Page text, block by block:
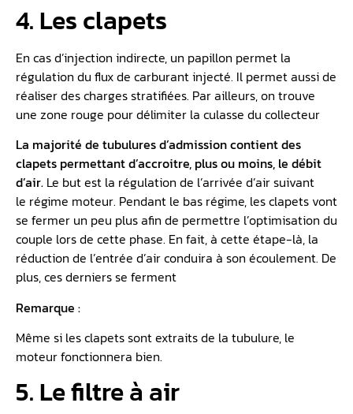
4. Les clapets
En cas d’injection indirecte, un papillon permet la
régulation du flux de carburant injecté. Il permet aussi de
réaliser des charges stratifiées. Par ailleurs, on trouve
une zone rouge pour délimiter la culasse du collecteur
La majorité de tubulures d’admission contient des
clapets permettant d’accroitre, plus ou moins, le débit
d’air. Le but est la régulation de l’arrivée d’air suivant
le régime moteur. Pendant le bas régime, les clapets vont
se fermer un peu plus afin de permettre l’optimisation du
couple lors de cette phase. En fait, à cette étape-là, la
réduction de l’entrée d’air conduira à son écoulement. De
plus, ces derniers se ferment
Remarque :
Même si les clapets sont extraits de la tubulure, le
moteur fonctionnera bien.
5. Le filtre à air